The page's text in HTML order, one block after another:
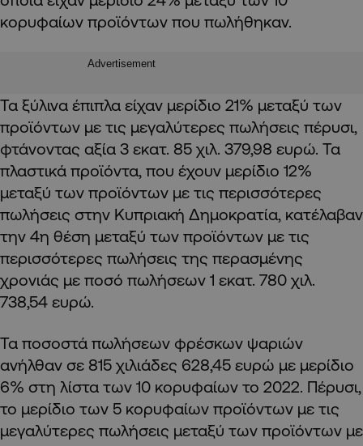
κορυφαίων προϊόντων που πωλήθηκαν.
Advertisement
Τα ξύλινα έπιπλα είχαν μερίδιο 21% μεταξύ των
προϊόντων με τις μεγαλύτερες πωλήσεις πέρυσι,
φτάνοντας αξία 3 εκατ. 85 χιλ. 379,98 ευρώ. Τα
πλαστικά προϊόντα, που έχουν μερίδιο 12%
μεταξύ των προϊόντων με τις περισσότερες
πωλήσεις στην Κυπριακή Δημοκρατία, κατέλαβαν
την 4η θέση μεταξύ των προϊόντων με τις
περισσότερες πωλήσεις της περασμένης
χρονιάς με ποσό πωλήσεων 1 εκατ. 780 χιλ.
738,54 ευρώ.
Τα ποσοστά πωλήσεων φρέσκων ψαριών
ανήλθαν σε 815 χιλιάδες 628,45 ευρώ με μερίδιο
6% στη λίστα των 10 κορυφαίων το 2022. Πέρυσι,
το μερίδιο των 5 κορυφαίων προϊόντων με τις
μεγαλύτερες πωλήσεις μεταξύ των προϊόντων με